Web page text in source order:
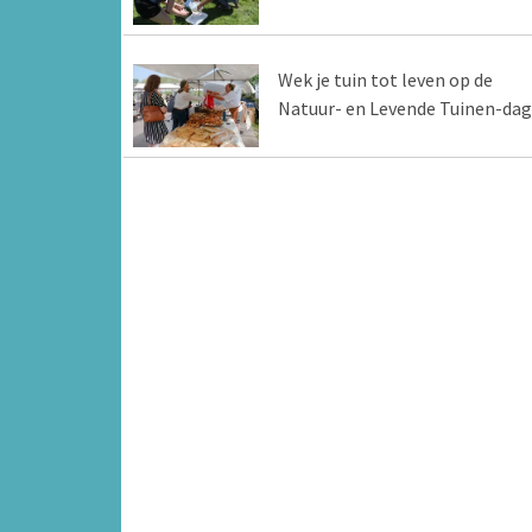
Wek je tuin tot leven op de
Natuur- en Levende Tuinen-